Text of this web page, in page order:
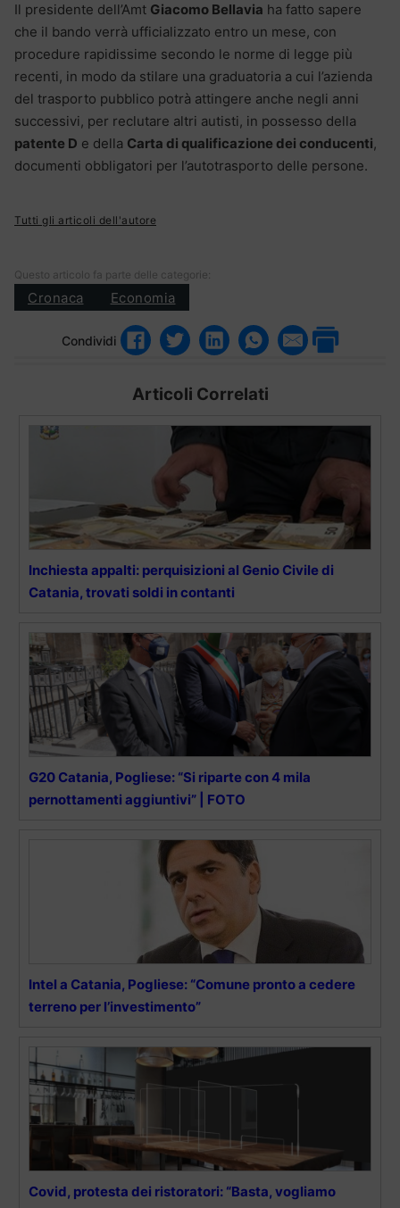
Il presidente dell’Amt Giacomo Bellavia ha fatto sapere
che il bando verrà ufficializzato entro un mese, con
procedure rapidissime secondo le norme di legge più
recenti, in modo da stilare una graduatoria a cui l’azienda
del trasporto pubblico potrà attingere anche negli anni
successivi, per reclutare altri autisti, in possesso della
patente D e della Carta di qualificazione dei conducenti,
documenti obbligatori per l’autotrasporto delle persone.
Tutti gli articoli dell'autore
Questo articolo fa parte delle categorie:
Cronaca Economia
Condividi
Articoli Correlati
Inchiesta appalti: perquisizioni al Genio Civile di
Catania, trovati soldi in contanti
G20 Catania, Pogliese: “Si riparte con 4 mila
pernottamenti aggiuntivi” | FOTO
Intel a Catania, Pogliese: “Comune pronto a cedere
terreno per l’investimento”
Covid, protesta dei ristoratori: “Basta, vogliamo